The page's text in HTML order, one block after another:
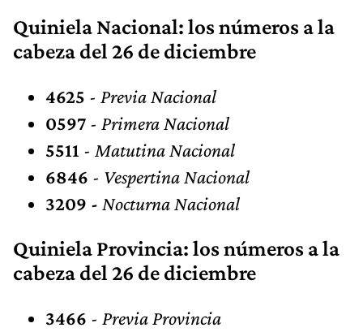
Quiniela Nacional: los números a la
cabeza del 26 de diciembre
4625 - Previa Nacional
0597 - Primera Nacional
5511 - Matutina Nacional
6846 - Vespertina Nacional
3209 - Nocturna Nacional
Quiniela Provincia: los números a la
cabeza del 26 de diciembre
3466 - Previa Provincia